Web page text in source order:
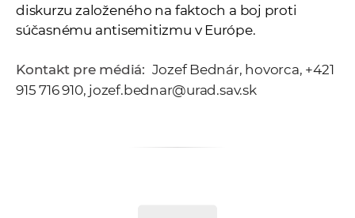
diskurzu založeného na faktoch a boj proti
súčasnému antisemitizmu v Európe.
Kontakt pre médiá: Jozef Bednár, hovorca, +421
915 716 910, jozef.bednar@urad.sav.sk